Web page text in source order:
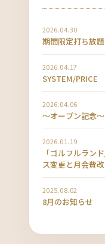
2026.04.30
期間限定打ち放題
2026.04.17
SYSTEM/PRICE
2026.04.06
〜オープン記念
2026.01.19
「ゴルフルラン
ス変更と月会費
2025.08.02
8月のお知らせ